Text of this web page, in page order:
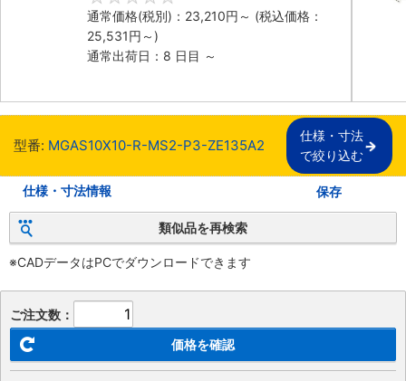
通常価格(税別)： 23,210円 ～ (税込価格：
25,531円 ～)
通常出荷日：8 日目 ～
型番: MGAS10X10-R-MS2-P3-ZE135A2
仕様・寸法
で絞り込む
仕様・寸法情報 保存
類似品を再検索
※CADデータはPCでダウンロードできます
ご注文数：
価格を確認